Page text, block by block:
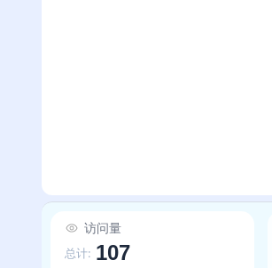
访问量
总计: 107